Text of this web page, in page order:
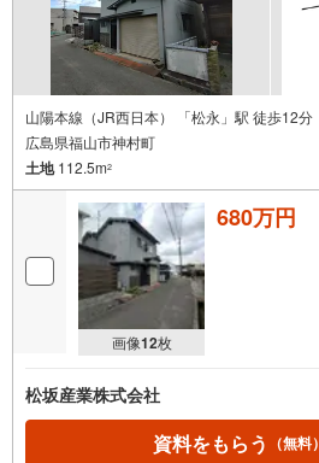
山陽本線（JR西日本） 「松永」駅 徒歩12分
広島県福山市神村町
土地112.5m2
画像12枚
680万円
松坂産業株式会社
資料をもらう （無料）